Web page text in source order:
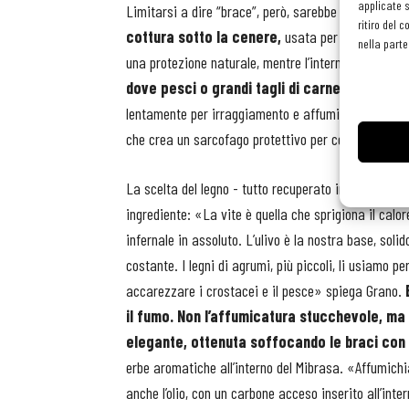
applicate
ritiro del
nella
Limitarsi a dire “brace”, però, sarebbe riduttivo.
cottura sotto la cenere,usata per le verdure,
una protezione naturale, mentre l’interno cuoce per
dove pesci o grandi tagli di carne vengono
lentamente per irraggiamento e affumicandosi
che crea un sarcofago protettivo per cotture lunghe
La scelta del legno - tutto recuperato in zona - è il
ingrediente: «La vite è quella che sprigiona il
infernale in assoluto. L’ulivo è la nostra base,
costante. I legni di agrumi, più piccoli, li usiamo per
accarezzare i crostacei e il pesce» spiega Grano.
il fumo. Non l’affumicatura stucchevole, ma
elegante, ottenuta soffocando le braci con
erbe aromatiche all’interno del Mibrasa.
anche l’olio, con un carbone acceso inserito